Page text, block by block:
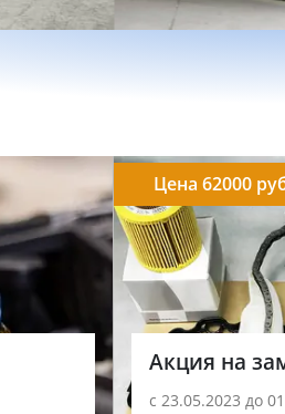
Акция на
с 23.05.2023 до
Цена 62000